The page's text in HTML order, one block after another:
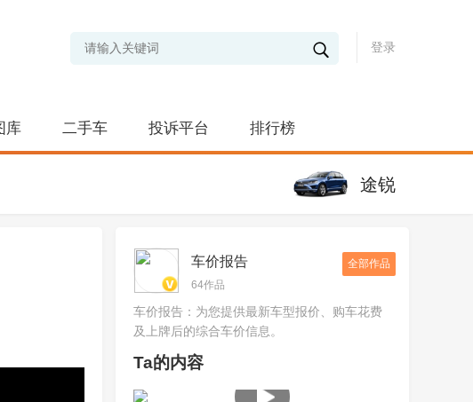
登录
库 二手车 投诉平台 排行榜
途锐
车价报告
64作品
全部作品
车价报告：为您提供最新车型报价、购车花费
及上牌后的综合车价信息。
Ta的内容